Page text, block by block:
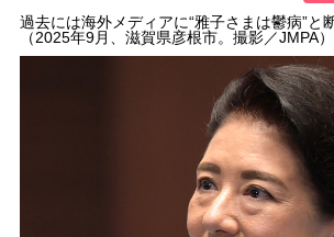
過去には海外メディアに“雅子さまは鬱病”と
（2025年9月、滋賀県彦根市。撮影／JMPA）